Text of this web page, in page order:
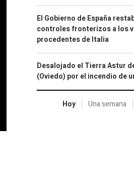
El Gobierno de España
controles fronterizos a los
procedentes de Italia
Desalojado el Tierra Astur
(Oviedo) por el incendio de
Hoy Una semana